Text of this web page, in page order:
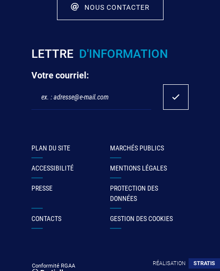
NOUS CONTACTER
LETTRE D'INFORMATION
Votre courriel:
PLAN DU SITE MARCHÉS PUBLICS
ACCESSIBILITÉ MENTIONS LÉGALES
PRESSE
PROTECTION DES
DONNÉES
CONTACTS GESTION DES COOKIES
Conformité RGAA RÉALISATION STRATIS